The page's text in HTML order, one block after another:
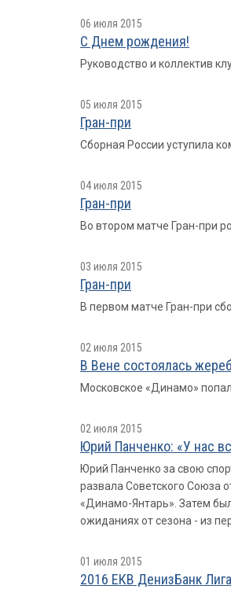
06 июля 2015
С Днем рождения!
Руководство и коллектив
05 июля 2015
Гран-при
Сборная России уступила
04 июля 2015
Гран-при
Во втором матче Гран-при
03 июля 2015
Гран-при
В первом матче Гран-при
02 июля 2015
В Вене состоялась
Московское «Динамо»
02 июля 2015
Юрий Панченко: «У нас
Юрий Панченко за свою
развала Советского Союза
«Динамо-Янтарь». Затем
ожиданиях от сезона - из
01 июля 2015
2016 ЕКВ ДенизБанк